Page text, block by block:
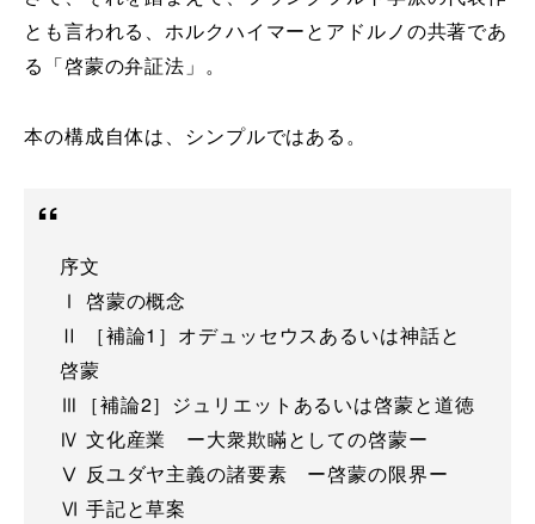
とも言われる、ホルクハイマーとアドルノの共著であ
る「啓蒙の弁証法」。
本の構成自体は、シンプルではある。
序文
Ⅰ 啓蒙の概念
Ⅱ ［補論1］オデュッセウスあるいは神話と
啓蒙
Ⅲ［補論2］ジュリエットあるいは啓蒙と道徳
Ⅳ 文化産業 ー大衆欺瞞としての啓蒙ー
Ⅴ 反ユダヤ主義の諸要素 ー啓蒙の限界ー
Ⅵ 手記と草案